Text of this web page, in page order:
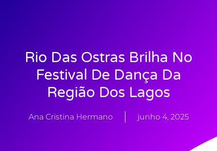
Rio Das Ostras Brilha No
Festival De Dança Da
Região Dos Lagos
Ana Cristina Hermano junho 4, 2025